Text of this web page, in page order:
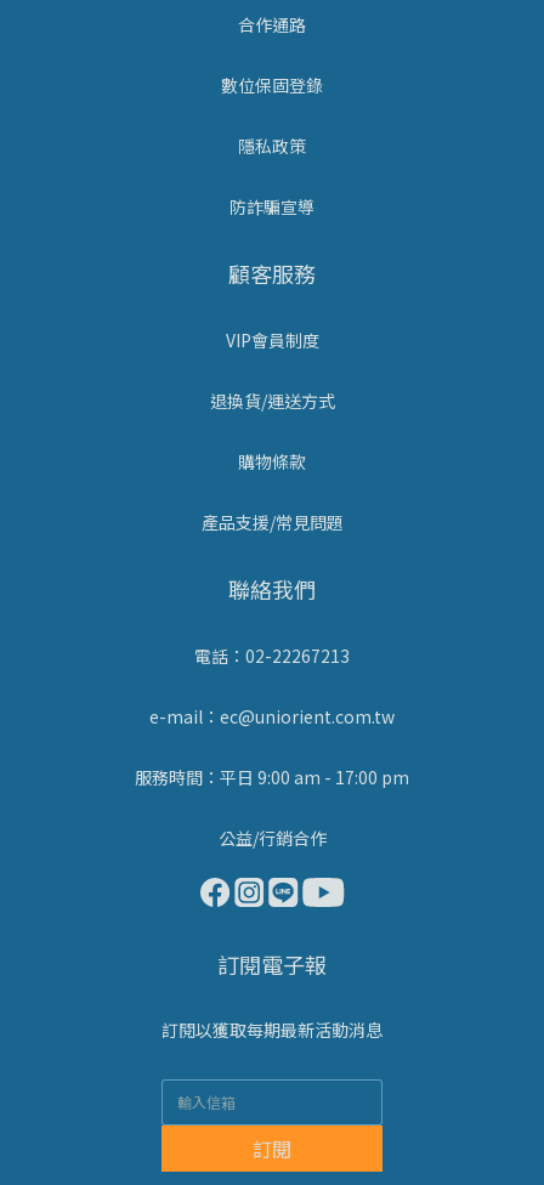
合作通路
數位保固登錄
隱私政策
防詐騙宣導
顧客服務
VIP會員制度
退換貨/運送方式
購物條款
產品支援/常見問題
聯絡我們
電話：02-22267213
e-mail：ec@uniorient.com.tw
服務時間：平日 9:00 am - 17:00 pm
公益/行銷合作
訂閱電子報
訂閱以獲取每期最新活動消息
訂閱